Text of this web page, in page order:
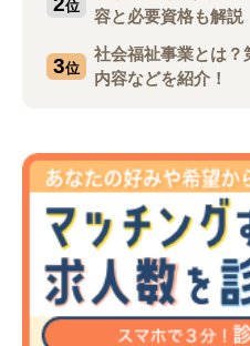
位
容と必要資格も解説
3位
社会福祉事業とは？
内容などを紹介！